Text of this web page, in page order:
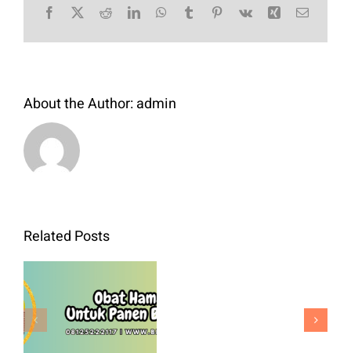
Facebook
X RedditLinkedInWhatsApp
TumblrPinterest
Vk Xing Email
About the Author:admin
Related Posts
Obat Hama
Padi Untuk
Panen